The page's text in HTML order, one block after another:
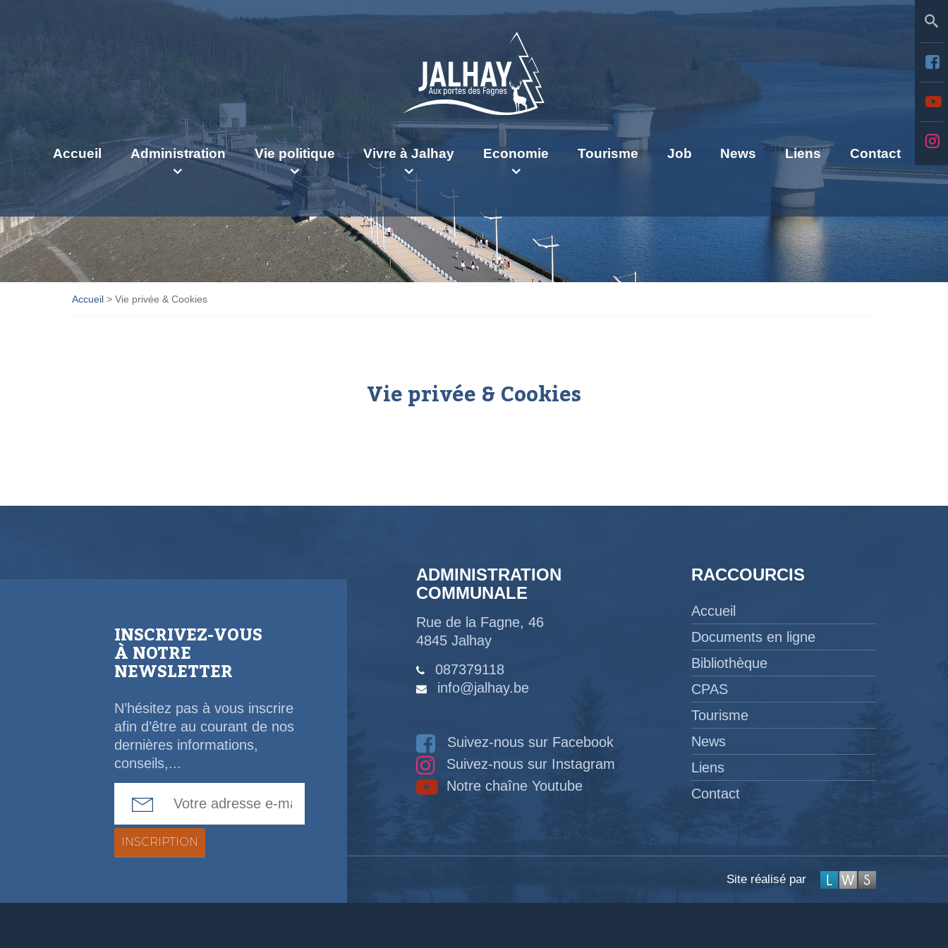
Accueil Administration Vie politique Vivre à Jalhay Economie Tourisme Job News Liens Contact
Accueil > Vie privée & Cookies
Vie privée & Cookies
INSCRIVEZ-VOUS
À NOTRE
NEWSLETTER
N’hésitez pas à vous inscrire
afin d’être au courant de nos
dernières informations,
conseils,...
ADMINISTRATION
COMMUNALE
Rue de la Fagne, 46
4845 Jalhay
087379118
info@jalhay.be
Suivez-nous sur Facebook
Suivez-nous sur Instagram
Notre chaîne Youtube
RACCOURCIS
Accueil
Documents en ligne
Bibliothèque
CPAS
Tourisme
News
Liens
Contact
Site réalisé par